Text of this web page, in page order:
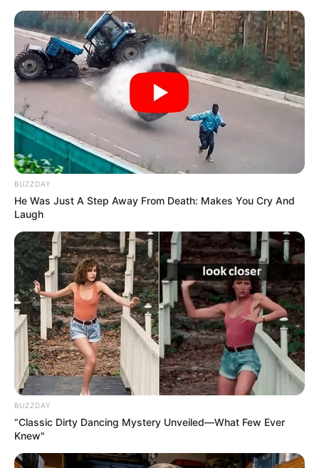
BUZZDAY
He Was Just A Step Away From Death: Makes You Cry And
Laugh
BUZZDAY
“Classic Dirty Dancing Mystery Unveiled—What Few Ever
Knew"